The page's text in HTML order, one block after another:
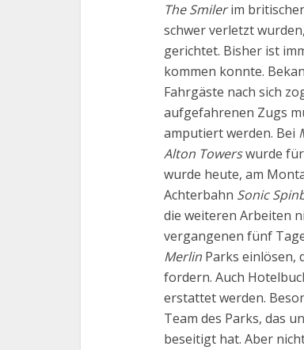
The Smilerim
schwer verletzt
gerichtet. Bisher ist
kommen konnte.
Fahrgäste nach sich
aufgefahrenen Zugs
amputiert werden. Bei
Alton Towerswurde für
wurde heute, am
Achterbahn Sonic
die weiteren Arbeiten
vergangenen fünf
Merlin Parks einlösen,
fordern. Auch
erstattet werden.
Team des Parks, das
beseitigt hat. Aber